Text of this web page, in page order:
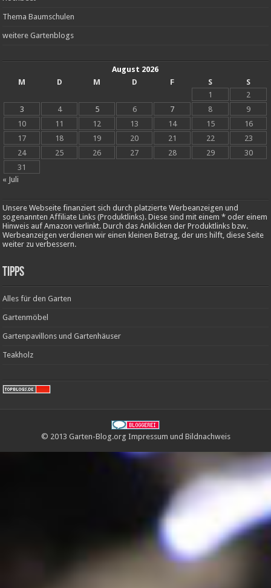
Thema Baumschulen
weitere Gartenblogs
August 2026
M
D M D F S
S
1
2
3
4 5 6 7 8
9
10
11 12 13 14 15
16
17
18 19 20 21 22
23
24
25 26 27 28 29
30
31
« Juli
Unsere Webseite finanziert sich durch platzierte Werbeanzeigen und
sogenannten Affiliate Links (Produktlinks). Diese sind mit einem * oder einem
Hinweis auf Amazon verlinkt. Durch das Anklicken der Produktlinks bzw.
Werbeanzeigen verdienen wir einen kleinen Betrag, der uns hilft, diese Seite
weiter zu verbessern.
Tipps
Alles für den Garten
Gartenmöbel
Gartenpavillons und Gartenhäuser
Teakholz
© 2013 Garten-Blog.org Impressum und Bildnachweis